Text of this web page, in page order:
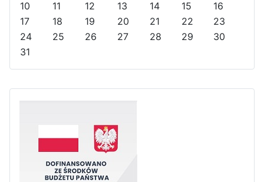
Y
e
a
M
o
n
h
10
11 12 13 14 15
16
17
18 19 20 21 22
23
24
25 26 27 28 29
30
31